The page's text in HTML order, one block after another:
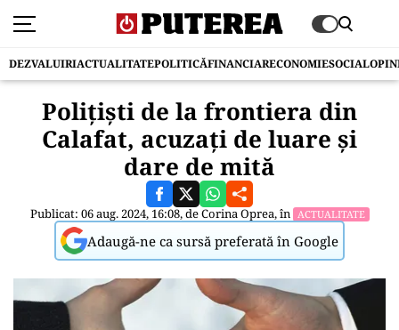
DEZVALUIRIACTUALITATEPOLITICĂFINANCIARECONOMIESOCIAL
Polițiști de la frontiera din
Calafat, acuzați de luare și
dare de mită
Publicat: 06 aug. 2024, 16:08, deCorina Oprea, în ACTUALITATE
Adaugă-ne ca sursă preferată în Google